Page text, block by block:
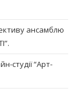
ансамблю
студії “Арт-